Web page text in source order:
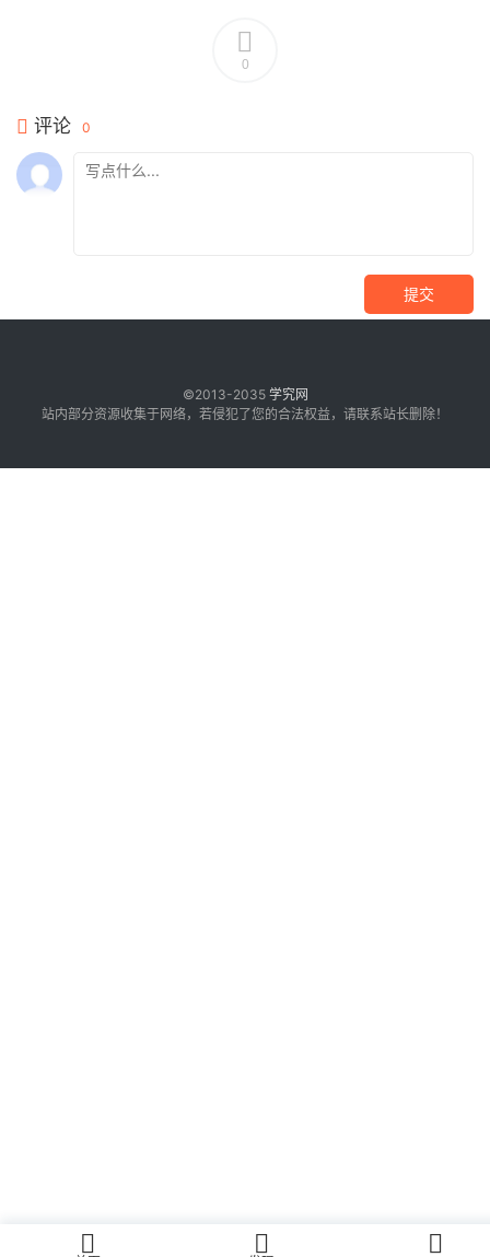
0
评论 0
提交
©2013-2035 学究网
站内部分资源收集于网络，若侵犯了您的合法权益，请联系站长删除！